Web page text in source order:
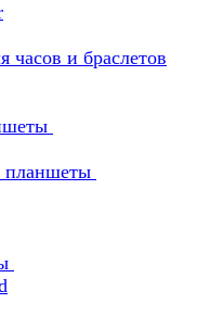
часов и браслетов